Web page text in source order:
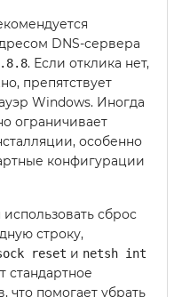
DNS-сервера
. Если отклика нет,
препятствует
Windows. Иногда
ограничивает
особенно
конфигурации
сброс
строку,
reset и netsh int
стандартное
что помогает убрать